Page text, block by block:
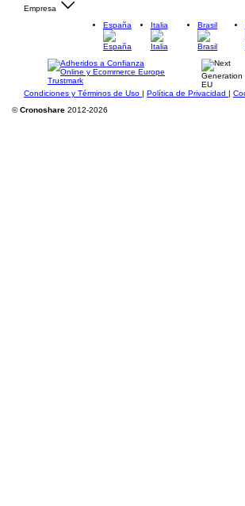
Empresa
España
Italia Brasil
Condiciones y Términos de Uso | Política de Privacidad |
©Cronoshare 2012-2026